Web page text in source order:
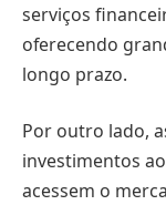
serviços
oferecendo
longo prazo.
Por outro lado,
investimentos
acessem o